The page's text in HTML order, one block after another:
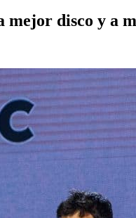
mejor disco y a